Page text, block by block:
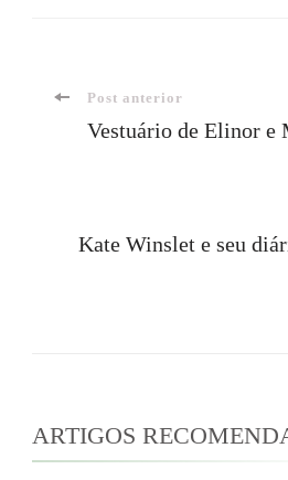
Navegação
post
Post anterior
Vestuário de Elinor e
Kate Winslet e seu
ARTIGOS